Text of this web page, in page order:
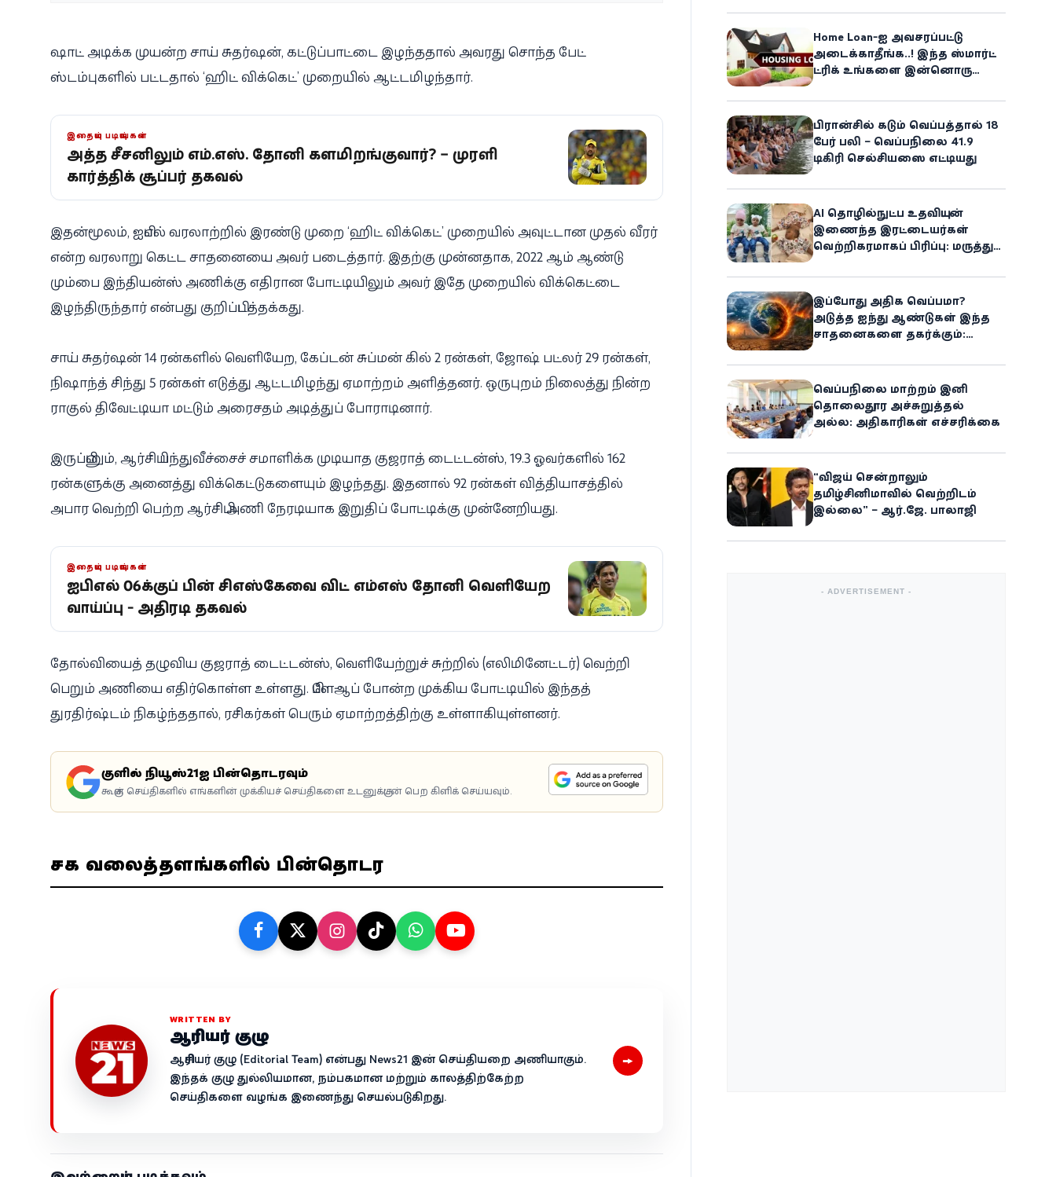
ஷாட் அடிக்க முயன்ற சாய் சுதர்ஷன், கட்டுப்பாட்டை இழந்ததால் அவரது சொந்த பேட்
ஸ்டம்புகளில் பட்டதால் ‘ஹிட் விக்கெட்’ முறையில் ஆட்டமிழந்தார்.
இதையும் படியுங்கள்
அடுத்த சீசனிலும் எம்.எஸ். தோனி களமிறங்குவார்? – முரளி
கார்த்திக் சூப்பர் தகவல்
இதன்மூலம், ஐபிஎல் வரலாற்றில் இரண்டு முறை ‘ஹிட் விக்கெட்’ முறையில் அவுட்டான முதல் வீரர்
என்ற வரலாறு கெட்ட சாதனையை அவர் படைத்தார். இதற்கு முன்னதாக, 2022 ஆம் ஆண்டு
மும்பை இந்தியன்ஸ் அணிக்கு எதிரான போட்டியிலும் அவர் இதே முறையில் விக்கெட்டை
இழந்திருந்தார் என்பது குறிப்பிடத்தக்கது.
சாய் சுதர்ஷன் 14 ரன்களில் வெளியேற, கேப்டன் சுப்மன் கில் 2 ரன்கள், ஜோஷ் பட்லர் 29 ரன்கள்,
நிஷாந்த் சிந்து 5 ரன்கள் எடுத்து ஆட்டமிழந்து ஏமாற்றம் அளித்தனர். ஒருபுறம் நிலைத்து நின்ற
ராகுல் திவேட்டியா மட்டும் அரைசதம் அடித்துப் போராடினார்.
இருப்பினும், ஆர்சிபி பந்துவீச்சைச் சமாளிக்க முடியாத குஜராத் டைட்டன்ஸ், 19.3 ஓவர்களில் 162
ரன்களுக்கு அனைத்து விக்கெட்டுகளையும் இழந்தது. இதனால் 92 ரன்கள் வித்தியாசத்தில்
அபார வெற்றி பெற்ற ஆர்சிபி அணி நேரடியாக இறுதிப் போட்டிக்கு முன்னேறியது.
இதையும் படியுங்கள்
ஐபிஎல் 2026க்குப் பின் சிஎஸ்கேவை விட்டு எம்எஸ் தோனி வெளியேற
வாய்ப்பு - அதிரடி தகவல்
தோல்வியைத் தழுவிய குஜராத் டைட்டன்ஸ், வெளியேற்றுச் சுற்றில் (எலிமினேட்டர்) வெற்றி
பெறும் அணியை எதிர்கொள்ள உள்ளது. பிளே-ஆப் போன்ற முக்கிய போட்டியில் இந்தத்
துரதிர்ஷ்டம் நிகழ்ந்ததால், ரசிகர்கள் பெரும் ஏமாற்றத்திற்கு உள்ளாகியுள்ளனர்.
கூகுளில் நியூஸ்21ஐ பின்தொடரவும்
கூகுள் செய்திகளில் எங்களின் முக்கியச் செய்திகளை உடனுக்குடன் பெற கிளிக் செய்யவும்.
சமூக வலைத்தளங்களில் பின்தொடர
WRITTEN BY
ஆசிரியர் குழு
ஆசிரியர் குழு (Editorial Team) என்பது News21 இன் செய்தியறை அணியாகும்.
இந்தக் குழு துல்லியமான, நம்பகமான மற்றும் காலத்திற்கேற்ற
செய்திகளை வழங்க இணைந்து செயல்படுகிறது.
→
Home Loan-ஐ அவசரப்பட்டு
அடைக்காதீங்க..! இந்த ஸ்மார்ட்
ட்ரிக் உங்களை இன்னொரு
உரிமையாளராக்கலாம்!
பிரான்சில் கடும் வெப்பத்தால் 18
பேர் பலி – வெப்பநிலை 41.9
டிகிரி செல்சியஸை எட்டியது
AI தொழில்நுட்ப உதவியுடன்
இணைந்த இரட்டையர்கள்
வெற்றிகரமாகப் பிரிப்பு: மருத்துவ
இப்போது அதிக வெப்பமா?
அடுத்த ஐந்து ஆண்டுகள் இந்த
சாதனைகளை தகர்க்கும்:
எச்சரிக்கை
வெப்பநிலை மாற்றம் இனி
தொலைதூர அச்சுறுத்தல்
அல்ல: அதிகாரிகள் எச்சரிக்கை
“விஜய் சென்றாலும்
தமிழ்சினிமாவில் வெற்றிடம்
இல்லை” – ஆர்.ஜே. பாலாஜி
- ADVERTISEMENT -